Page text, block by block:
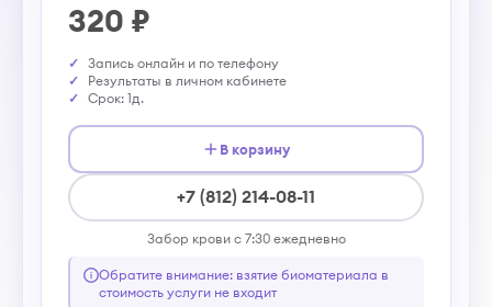
320 ₽
Запись онлайн и по телефону
Результаты в личном кабинете
Срок: 1д.
В корзину
+7 (812) 214-08-11
Забор крови с 7:30 ежедневно
Обратите внимание: взятие биоматериала в
стоимость услуги не входит